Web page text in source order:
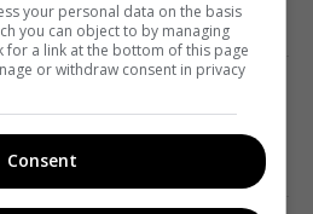
Boeing-737 нашли
от жары: как
первую помощь
your personal data on the basis
you can object to by managing
a link at the bottom of this page
or withdraw consent in privacy
Consent